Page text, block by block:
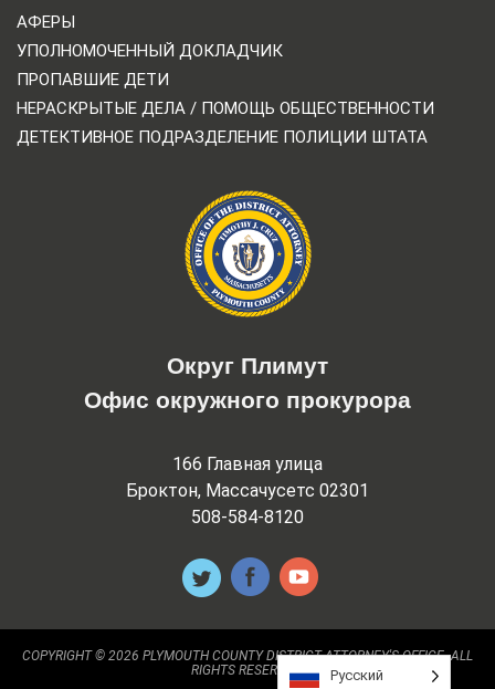
АФЕРЫ
УПОЛНОМОЧЕННЫЙ ДОКЛАДЧИК
ПРОПАВШИЕ ДЕТИ
НЕРАСКРЫТЫЕ ДЕЛА / ПОМОЩЬ ОБЩЕСТВЕННОСТИ
ДЕТЕКТИВНОЕ ПОДРАЗДЕЛЕНИЕ ПОЛИЦИИ ШТАТА
Округ Плимут
Офис окружного прокурора
166 Главная улица
Броктон, Массачусетс 02301
508-584-8120
COPYRIGHT © 2026 PLYMOUTH COUNTY DISTRICT ATTORNEY'S OFFICE. ALL
RIGHTS RESERVED.
Русский